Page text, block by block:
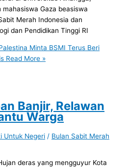
Gaza beasiswa
Merah Indonesia dan
dan Pendidikan Tinggi RI
Minta BSMI Terus Beri
Read More »
Banjir, Relawan
Warga
Untuk Negeri / Bulan Sabit Merah
deras yang mengguyur Kota